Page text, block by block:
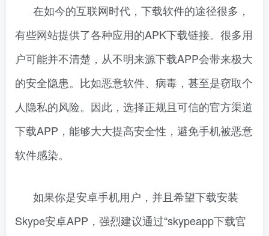
在如今的互联网时代，下载软件的途径很多，
有些网站提供了各种应用的APK下载链接。很多用
户可能并不清楚，从不明来源下载APP会带来极大
的安全隐患。比如恶意软件、病毒，甚至是窃取个
人隐私的风险。因此，选择正规且可信的官方渠道
下载APP，能够大大提高安全性，避免手机被恶意
软件感染。
如果你是安卓手机用户，并且希望下载安装
Skype安卓APP，强烈建议通过“skypeapp下载官